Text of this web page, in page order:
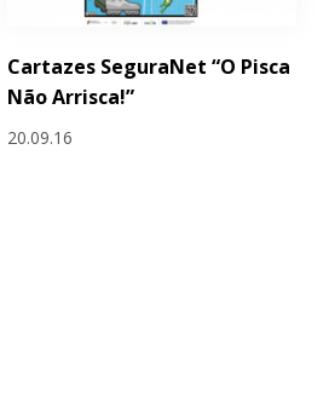
Cartazes SeguraNet “O Pisca
Não Arrisca!”
20.09.16